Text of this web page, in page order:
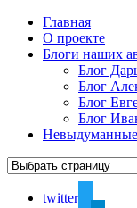
Главная
О проекте
Блоги наших
Блог
Блог
Блог
Блог
twitter